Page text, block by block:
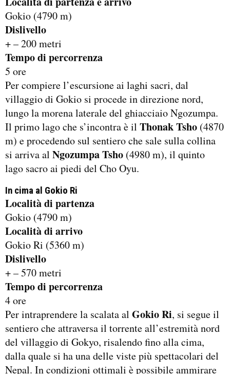
Gokio (4790 m)
Dislivello
+ – 200 metri
Tempo di percorrenza
5 ore
Per compiere l’escursione ai laghi sacri, dal
villaggio di Gokio si procede in direzione nord,
lungo la morena laterale del ghiacciaio Ngozumpa.
Il primo lago che s’incontra è il Thonak Tsho (4870
m) e procedendo sul sentiero che sale sulla collina
si arriva al Ngozumpa Tsho (4980 m), il quinto
lago sacro ai piedi del Cho Oyu.
In cima al Gokio Ri
Località di partenza
Gokio (4790 m)
Località di arrivo
Gokio Ri (5360 m)
Dislivello
+ – 570 metri
Tempo di percorrenza
4 ore
Per intraprendere la scalata al Gokio Ri, si segue il
sentiero che attraversa il torrente all’estremità nord
del villaggio di Gokyo, risalendo fino alla cima,
dalla quale si ha una delle viste più spettacolari del
Nepal. In condizioni ottimali è possibile ammirare